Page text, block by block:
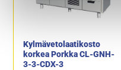
kylmävetolaatikko.
Kylmävetolaatikosto
korkea Porkka CL-GNH-
3-3-CDX-3